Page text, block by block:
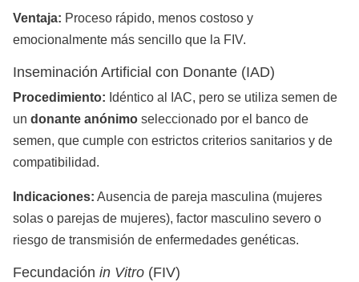
Ventaja: Proceso rápido, menos costoso y
emocionalmente más sencillo que la FIV.
Inseminación Artificial con Donante (IAD)
Procedimiento: Idéntico al IAC, pero se utiliza semen de
un donante anónimo seleccionado por el banco de
semen, que cumple con estrictos criterios sanitarios y de
compatibilidad.
Indicaciones: Ausencia de pareja masculina (mujeres
solas o parejas de mujeres), factor masculino severo o
riesgo de transmisión de enfermedades genéticas.
Fecundación in Vitro (FIV)